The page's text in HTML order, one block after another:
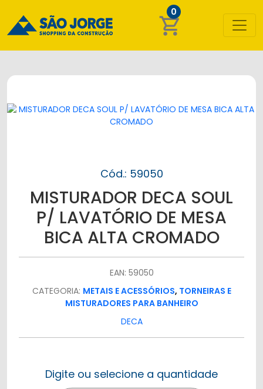
shopping_cart
0
Cód.: 59050
MISTURADOR DECA SOUL
P/ LAVATÓRIO DE MESA
BICA ALTA CROMADO
EAN: 59050
CATEGORIA: METAIS E ACESSÓRIOS, TORNEIRAS E
MISTURADORES PARA BANHEIRO
DECA
Digite ou selecione a quantidade